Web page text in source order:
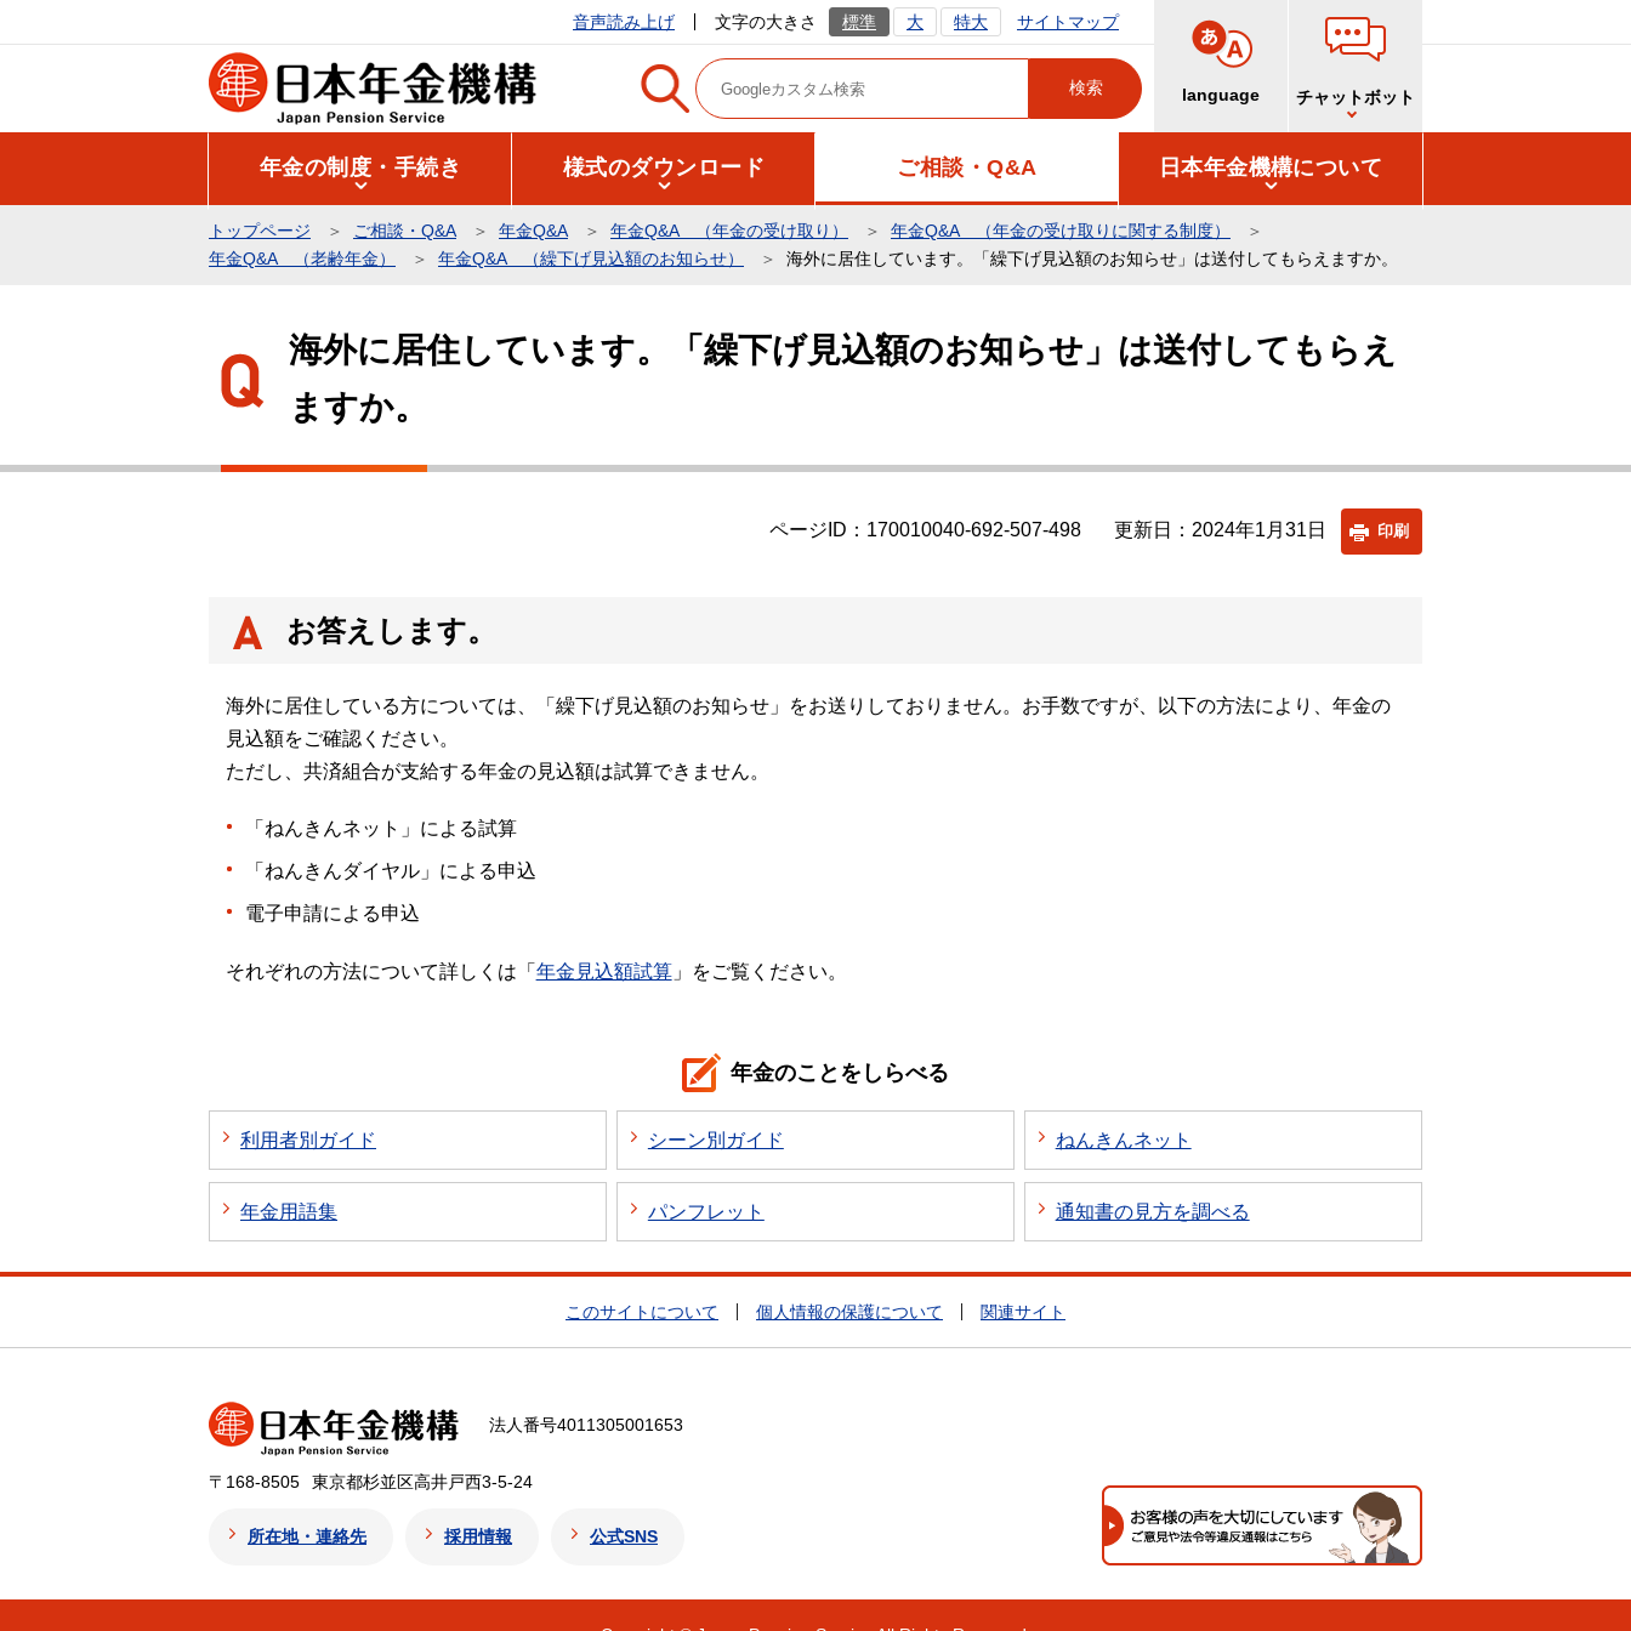
の
音声読み上げ 文字の大きさ 標準 大 特大 サイトマップ
language チャットボット
年金の制度・手続き 様式のダウンロード ご相談・Q&A 日本年金機構について
トップページ ご相談・Q&A 年金Q&A 年金Q&A （年金の受け取り）
年金Q&A （年金の受け取りに関する制度）
年金Q&A （老齢年金）
年金Q&A （繰下げ見込額のお知らせ） 海外に居住しています。「繰下げ見込額のお知らせ」は送付してもらえますか。
ら
海外に居住しています。「繰下げ見込額のお知らせ」は送付してもらえ
ますか。
ページID：170010040-692-507-498 更新日：2024年1月31日 印刷
お答えします。
海外に居住している方については、「繰下げ見込額のお知らせ」をお送りしておりません。お手数ですが、以下の方法により、年金の
見込額をご確認ください。
ただし、共済組合が支給する年金の見込額は試算できません。
「ねんきんネット」による試算
「ねんきんダイヤル」による申込
電子申請による申込
それぞれの方法について詳しくは「 年金見込額試算」をご覧ください。
年金のことをしらべる
利用者別ガイド シーン別ガイド ねんきんネット
年金用語集 パンフレット 通知書の見方を調べる
このサイトについて 個人情報の保護について 関連サイト
法人番号4011305001653
〒168-8505 東京都杉並区高井戸西3-5-24
所在地・連絡先 採用情報 公式SNS